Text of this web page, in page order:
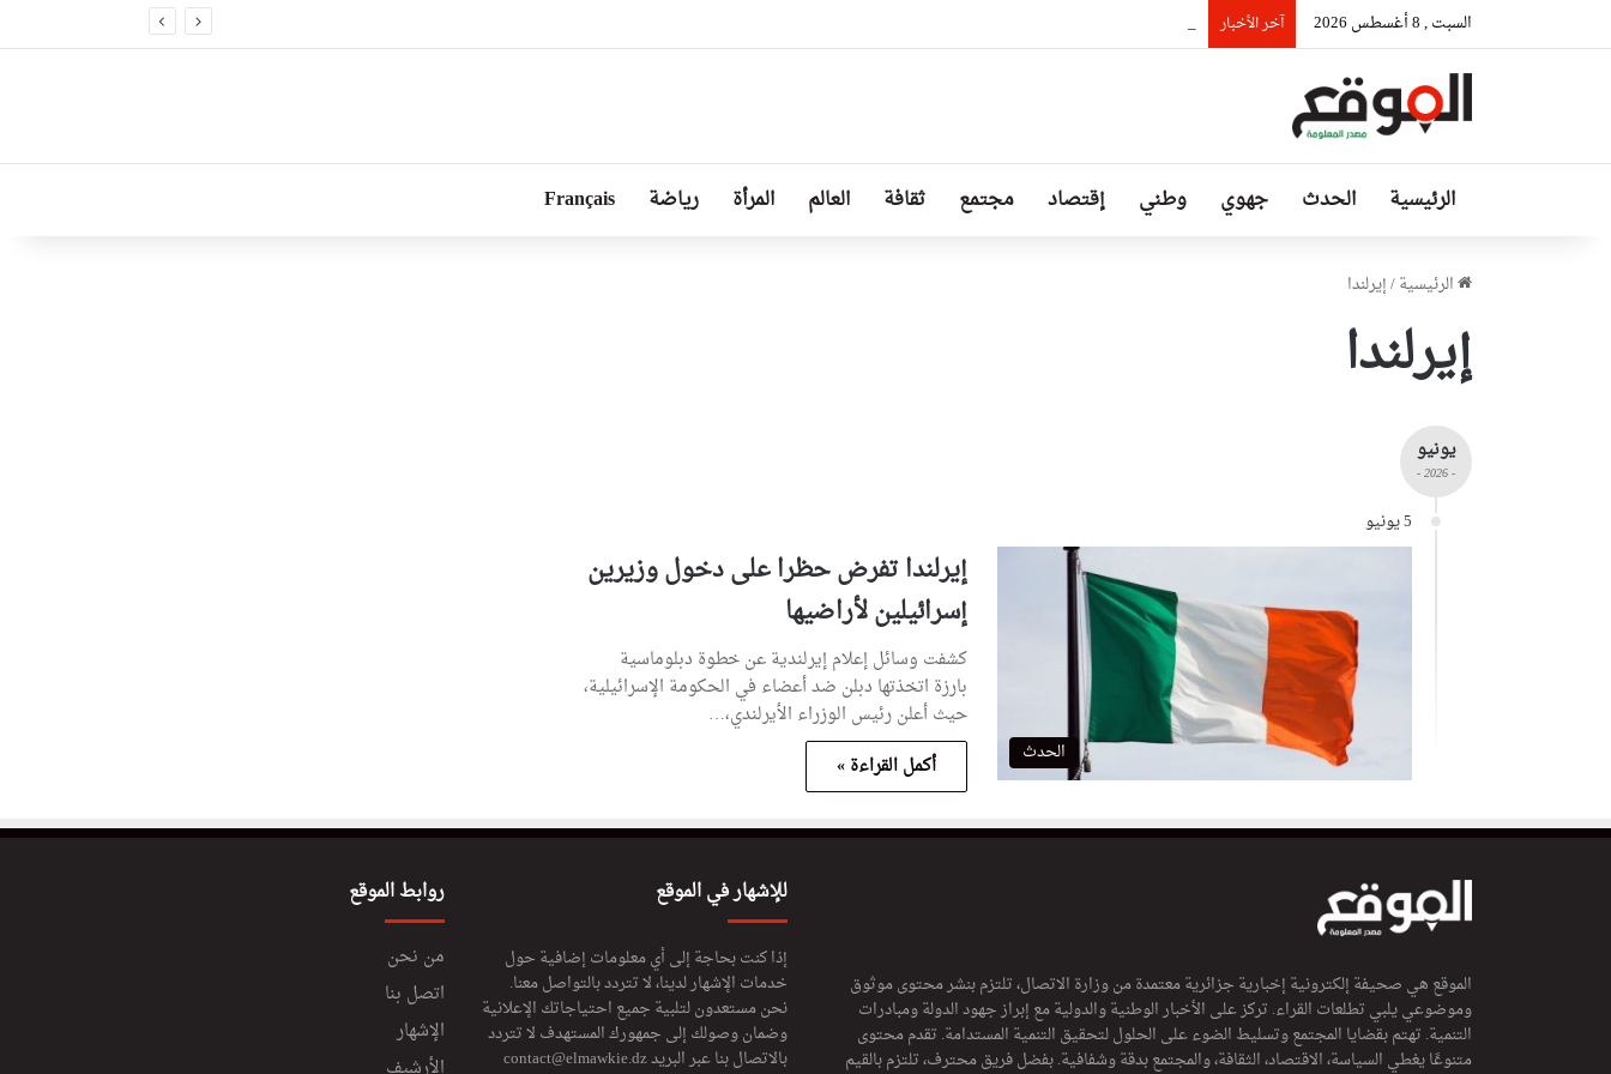
السبت , 8 أغسطس 2026 آخر الأخبار رئيس حكومة مالي: لا توجد أزمة مع الجزائر وهناك تقارب تام في وجهات النظر مع الرئيس تبون
الرئيسية الحدث جهوي وطني إقتصاد مجتمع ثقافة العالم المرأة رياضة Français
الرئيسية/إيرلندا
إيرلندا
يونيو
- 2026 -
5 يونيو
الحدث
إيرلندا تفرض حظرا على دخول وزيرين
إسرائيلين لأراضيها
كشفت وسائل إعلام إيرلندية عن خطوة دبلوماسية
بارزة اتخذتها دبلن ضد أعضاء في الحكومة الإسرائيلية،
حيث أعلن رئيس الوزراء الأيرلندي،…
أكمل القراءة »
الموقع هي صحيفة إلكترونية إخبارية جزائرية معتمدة من وزارة الاتصال، تلتزم بنشر محتوى موثوق
وموضوعي يلبي تطلعات القراء. تركز على الأخبار الوطنية والدولية مع إبراز جهود الدولة ومبادرات
التنمية. تهتم بقضايا المجتمع وتسليط الضوء على الحلول لتحقيق التنمية المستدامة. تقدم محتوى
متنوعًا يغطي السياسة، الاقتصاد، الثقافة، والمجتمع بدقة وشفافية. بفضل فريق محترف، تلتزم بالقيم
للإشهار في الموقع
إذا كنت بحاجة إلى أي معلومات إضافية حول
خدمات الإشهار لدينا، لا تتردد بالتواصل معنا.
نحن مستعدون لتلبية جميع احتياجاتك الإعلانية
وضمان وصولك إلى جمهورك المستهدف لا تتردد
بالاتصال بنا عبر البريدcontact@elmawkie.dz
روابط الموقع
من نحن
اتصل بنا
الإشهار